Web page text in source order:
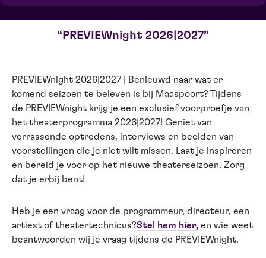
PREVIEWnight 2026|2027
PREVIEWnight 2026|2027 | Benieuwd naar wat er
komend seizoen te beleven is bij Maaspoort? Tijdens
de PREVIEWnight krijg je een exclusief voorproefje van
het theaterprogramma 2026|2027! Geniet van
verrassende optredens, interviews en beelden van
voorstellingen die je niet wilt missen. Laat je inspireren
en bereid je voor op het nieuwe theaterseizoen. Zorg
dat je erbij bent!
Heb je een vraag voor de programmeur, directeur, een
artiest of theatertechnicus?Stel hem hier, en wie weet
beantwoorden wij je vraag tijdens de PREVIEWnight.